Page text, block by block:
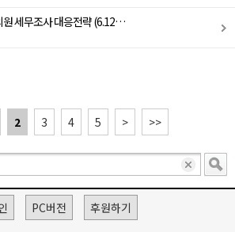
원 세무조사 대응전략 (6.12…
2 3 4 5 > >>
PC버전 후원하기